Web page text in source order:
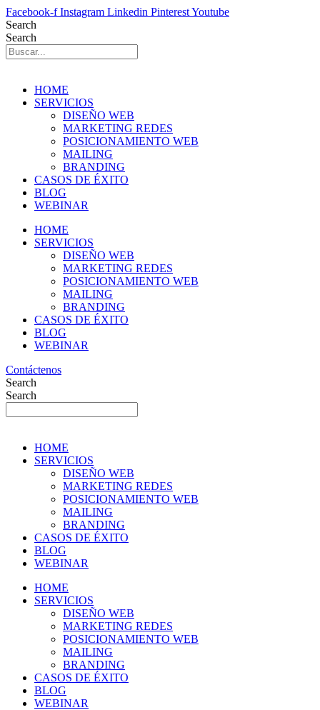
Saltar
al
contenido
Facebook-f Instagram Linkedin PinterestYoutube
Search
Search
HOME
SERVICIOS
DISEÑO WEB
MARKETING REDES
POSICIONAMIENTO WEB
MAILING
BRANDING
CASOS DE ÉXITO
BLOG
WEBINAR
HOME
SERVICIOS
DISEÑO WEB
MARKETING REDES
POSICIONAMIENTO WEB
MAILING
BRANDING
CASOS DE ÉXITO
BLOG
WEBINAR
Contáctenos
Search
Search
HOME
SERVICIOS
DISEÑO WEB
MARKETING REDES
POSICIONAMIENTO WEB
MAILING
BRANDING
CASOS DE ÉXITO
BLOG
WEBINAR
HOME
SERVICIOS
DISEÑO WEB
MARKETING REDES
POSICIONAMIENTO WEB
MAILING
BRANDING
CASOS DE ÉXITO
BLOG
WEBINAR